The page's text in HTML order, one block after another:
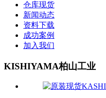
仓库现货
新闻动态
资料下载
成功案例
加入我们
KISHIYAMA柏山工业